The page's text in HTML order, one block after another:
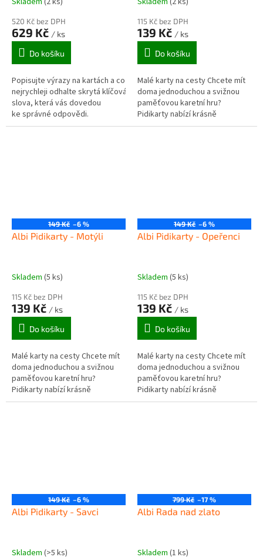
520 Kč bez DPH
629 Kč / ks
Do košíku
Popisujte výrazy na kartách a co
nejrychleji odhalte skrytá klíčová
slova, která vás dovedou
ke správné odpovědi.
115 Kč bez DPH
139 Kč / ks
Do košíku
Malé karty na cesty Chcete mít
doma jednoduchou a svižnou
paměťovou karetní hru?
Pidikarty nabízí krásně
ilustrované karty, na kterých se
149 Kč –6 %
Albi Pidikarty - Motýli
Skladem (5 ks)
115 Kč bez DPH
139 Kč / ks
Do košíku
Malé karty na cesty Chcete mít
doma jednoduchou a svižnou
paměťovou karetní hru?
Pidikarty nabízí krásně
ilustrované karty, na kterých se
149 Kč –6 %
Albi Pidikarty - Opeřenci
Skladem (5 ks)
115 Kč bez DPH
139 Kč / ks
Do košíku
Malé karty na cesty Chcete mít
doma jednoduchou a svižnou
paměťovou karetní hru?
Pidikarty nabízí krásně
ilustrované karty, na kterých se
149 Kč –6 %
Albi Pidikarty - Savci
Skladem (>5 ks)
799 Kč –17 %
Albi Rada nad zlato
Skladem (1 ks)